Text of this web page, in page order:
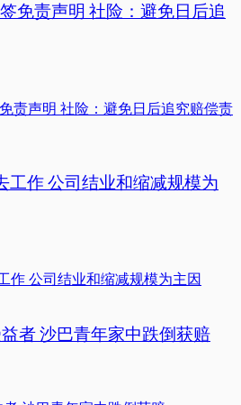
免责声明 社险：避免日后追
工作 公司结业和缩减规模为
者 沙巴青年家中跌倒获赔